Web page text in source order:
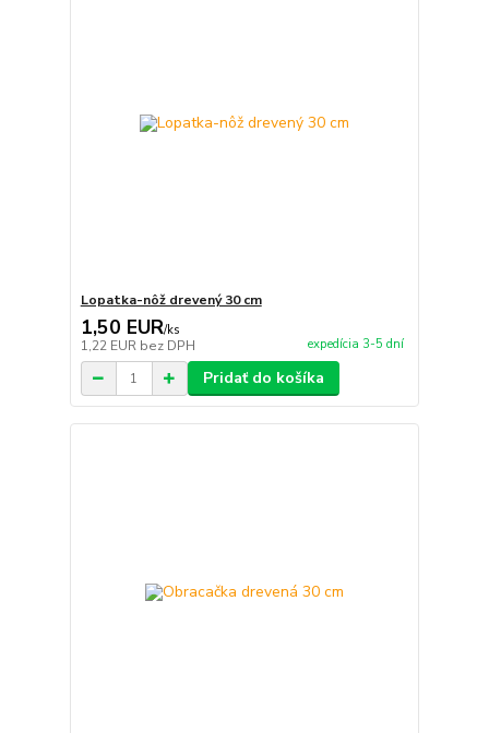
Lopatka-nôž drevený 30 cm
1,50 EUR/ks
1,22 EUR bez DPH expedícia 3-5 dní
Pridať do košíka